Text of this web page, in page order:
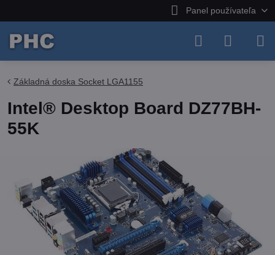
Panel používateľa
Základná doska Socket LGA1155
Intel® Desktop Board DZ77BH-
55K